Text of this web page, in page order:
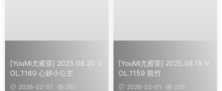
[YouMi尤蜜荟] 2025.08.20 V
OL.1160 心妍小公主
2026-02-01 260
[YouMi尤蜜荟] 2025.08.18 V
OL.1159 凱竹
2026-02-01 236